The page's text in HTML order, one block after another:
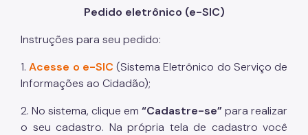
Pedido eletrônico (e-SIC)
Instruções para seu pedido:
1.Acesse o e-SIC (Sistema Eletrônico do Serviço de
Informações ao Cidadão);
2. No sistema, clique em “Cadastre-se”para realizar
o seu cadastro. Na própria tela de cadastro você